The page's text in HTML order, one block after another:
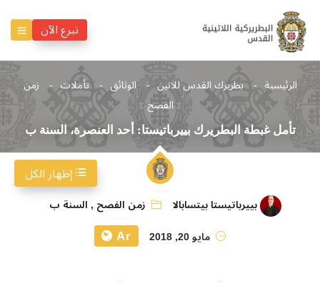
تبرع الآن
الرئيسية بطريرك القدس للاتين الوثائق تأملات
زمن
الفصح
تأمل غبطة البطريرك بييرباتيستا: أحد العنصرة، السنة ب
بييرباتيستا بيتسابالا زمن الفصح , السنة ب
مايو 20, 2018
Ar
إظهار الكل